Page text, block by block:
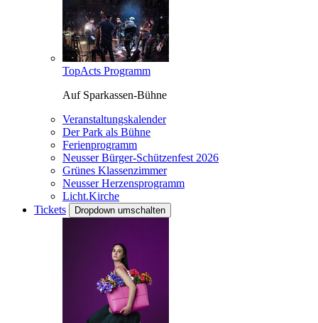
TopActs Programm
Auf Sparkassen-Bühne
Veranstaltungskalender
Der Park als Bühne
Ferienprogramm
Neusser Bürger-Schützenfest 2026
Grünes Klassenzimmer
Neusser Herzensprogramm
Licht.Kirche
Tickets
Dropdown umschalten